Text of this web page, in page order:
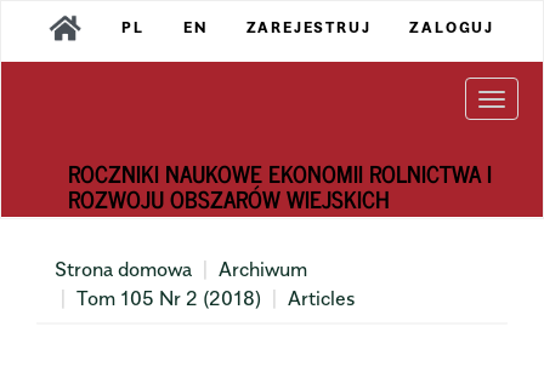
Main
Navigation
PL EN ZAREJESTRUJ ZALOGUJ
ROCZNIKI NAUKOWE EKONOMII ROLNICTWA I
ROZWOJU OBSZARÓW WIEJSKICH
Strona domowa
Archiwum
Tom 105 Nr 2 (2018)
Articles